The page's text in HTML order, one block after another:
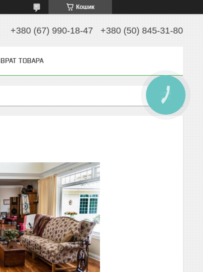
Кошик
+380 (67) 990-18-47 +380 (50) 845-31-80
ТОВАРА
КНОПКА
ЗВ'ЯЗКУ